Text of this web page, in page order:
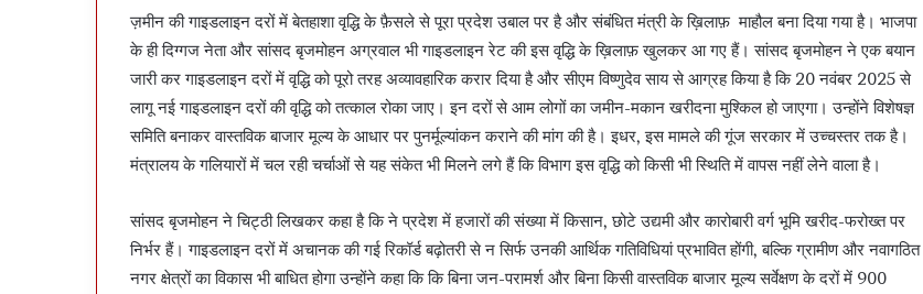
ज़मीन की गाइडलाइन दरों में बेतहाशा वृद्धि के फ़ैसले से पूरा प्रदेश उबाल पर है और संबंधित मंत्री के ख़िलाफ़ माहौल बना दिया गया है। भाजपा
के ही दिग्गज नेता और सांसद बृजमोहन अग्रवाल भी गाइडलाइन रेट की इस वृद्धि के ख़िलाफ़ खुलकर आ गए हैं। सांसद बृजमोहन ने एक बयान
जारी कर गाइडलाइन दरों में वृद्धि को पूरो तरह अव्यावहारिक करार दिया है और सीएम विष्णुदेव साय से आग्रह किया है कि 20 नवंबर 2025 से
लागू नई गाइडलाइन दरों की वृद्धि को तत्काल रोका जाए। इन दरों से आम लोगों का जमीन-मकान खरीदना मुश्किल हो जाएगा। उन्होंने विशेषज्ञ
समिति बनाकर वास्तविक बाजार मूल्य के आधार पर पुनर्मूल्यांकन कराने की मांग की है। इधर, इस मामले की गूंज सरकार में उच्चस्तर तक है।
मंत्रालय के गलियारों में चल रही चर्चाओं से यह संकेत भी मिलने लगे हैं कि विभाग इस वृद्धि को किसी भी स्थिति में वापस नहीं लेने वाला है।
सांसद बृजमोहन ने चिट्ठी लिखकर कहा है कि ने प्रदेश में हजारों की संख्या में किसान, छोटे उद्यमी और कारोबारी वर्ग भूमि खरीद-फरोख्त पर
निर्भर हैं। गाइडलाइन दरों में अचानक की गई रिकॉर्ड बढ़ोतरी से न सिर्फ उनकी आर्थिक गतिविधियां प्रभावित होंगी, बल्कि ग्रामीण और नवागठित
नगर क्षेत्रों का विकास भी बाधित होगा उन्होंने कहा कि कि बिना जन-परामर्श और बिना किसी वास्तविक बाजार मूल्य सर्वेक्षण के दरों में 900